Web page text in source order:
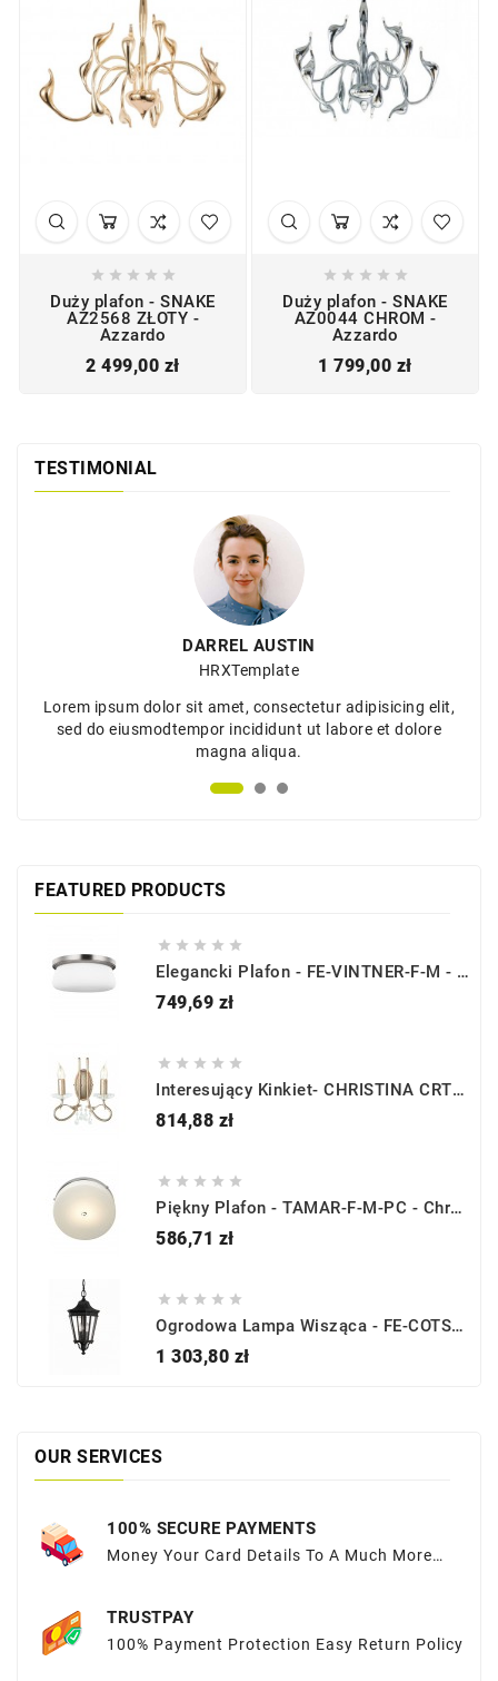
    
Duży plafon - SNAKE
AZ2568 ZŁOTY -
Azzardo
2 499,00 złCena
    
Duży plafon - SNAKE
AZ0044 CHROM -
Azzardo
1 799,00 złCena
TESTIMONIAL
DARREL AUSTIN
HRXTemplate
Lorem ipsum dolor sit amet, consectetur adipisicing elit,
sed do eiusmodtempor incididunt ut labore et dolore
magna aliqua.
FEATURED PRODUCTS
    
Elegancki Plafon - FE-VINTNER-F-M - Feiss
749,69 złCena
    
Interesujący Kinkiet- CHRISTINA CRT2 - Elstead Lighting
814,88 złCena
    
Piękny Plafon - TAMAR-F-M-PC - Chrom - Elstead Lighting
586,71 złCena
    
Ogrodowa Lampa Wisząca - FE-COTSLN8-M-BK - Feiss
1 303,80 złCena
OUR SERVICES
100% SECURE PAYMENTS
Money Your Card Details To A Much More
TRUSTPAY
100% Payment Protection Easy Return Policy